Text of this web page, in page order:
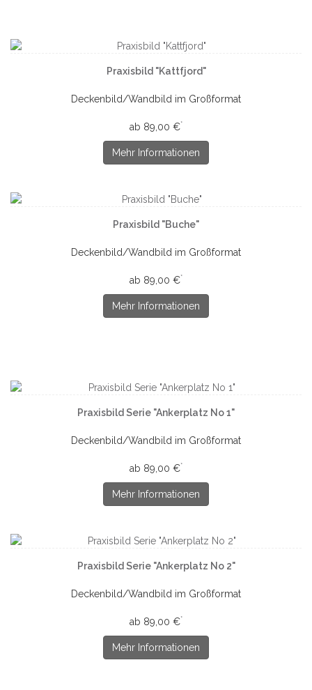
Praxisbild "Kattfjord"
Deckenbild/Wandbild im Großformat
ab 89,00 €*
Mehr Informationen
Praxisbild "Buche"
Deckenbild/Wandbild im Großformat
ab 89,00 €*
Mehr Informationen
Praxisbild Serie "Ankerplatz No 1"
Deckenbild/Wandbild im Großformat
ab 89,00 €*
Mehr Informationen
Praxisbild Serie "Ankerplatz No 2"
Deckenbild/Wandbild im Großformat
ab 89,00 €*
Mehr Informationen